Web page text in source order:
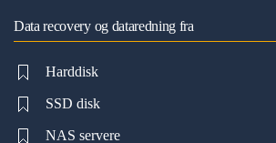
Data recovery og dataredning fra
Harddisk
SSD disk
NAS servere